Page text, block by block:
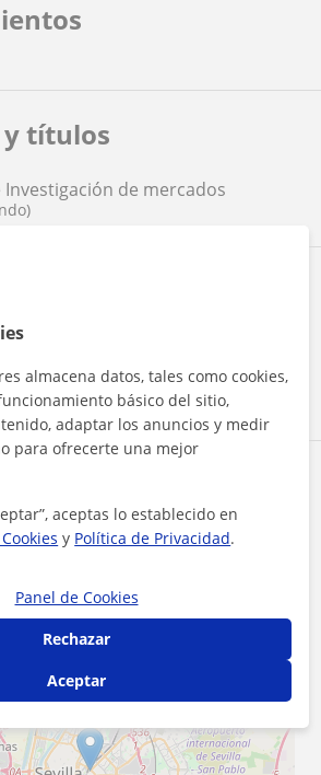
títulos
de mercados
Expósito
se desplaza para dar clase
San Juan de Aznalfarache
almacena datos, tales como cookies,
básico del sitio,
adaptar los anuncios y medir
para ofrecerte una mejor
aceptas lo establecido en
y Política de Privacidad.
Panel de Cookies
Rechazar
Aceptar